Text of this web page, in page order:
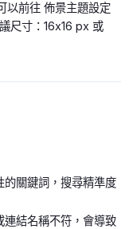
以前往 佈景主題設定
尺寸：16x16 px 或
的關鍵詞，搜尋精準度
連結名稱不符，會導致